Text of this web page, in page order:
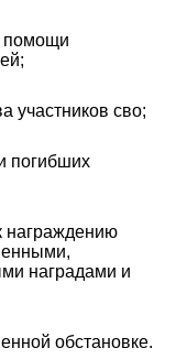
помощи
участников сво;
погибших
награждению
наградами и
обстановке.